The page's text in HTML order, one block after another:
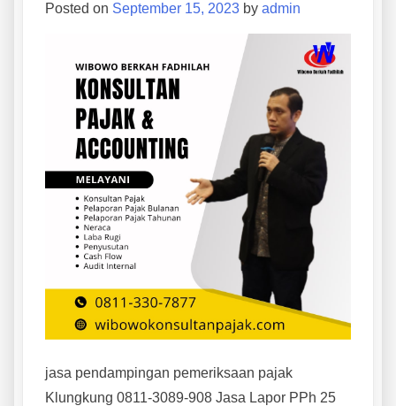
Posted on September 15, 2023 by admin
jasa pendampingan pemeriksaan pajak
Klungkung 0811-3089-908 Jasa Lapor PPh 25